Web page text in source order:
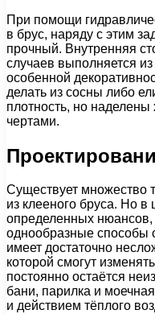
При помощи
в брус, наряду с этим
прочный. Внутренняя
случаев выполняется
особенной
делать из сосны либо
плотность, но
чертами.
Существует множество
из клееного бруса. Но в
определенных нюансов,
однообразные способы
имеет достаточно
которой смогут
постоянно остаётся
бани, парилка и
и действием тёплого